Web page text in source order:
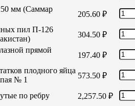
мм (Саммар
205.60 ₽
пил П-126
304.50 ₽
прямой
197.40 ₽
плодного яйца
№ 1
573.50 ₽
по ребру 2,257.50 ₽